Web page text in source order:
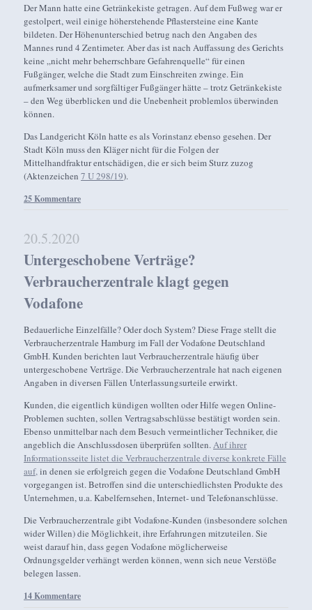
Der Mann hatte eine Getränkekiste getragen. Auf dem Fußweg war er
gestolpert, weil einige höherstehende Pflastersteine eine Kante
bildeten. Der Höhenunterschied betrug nach den Angaben des
Mannes rund 4 Zentimeter. Aber das ist nach Auffassung des Gerichts
keine „nicht mehr beherrschbare Gefahrenquelle“ für einen
Fußgänger, welche die Stadt zum Einschreiten zwinge. Ein
aufmerksamer und sorgfältiger Fußgänger hätte – trotz Getränkekiste
– den Weg überblicken und die Unebenheit problemlos überwinden
können.
Das Landgericht Köln hatte es als Vorinstanz ebenso gesehen. Der
Stadt Köln muss den Kläger nicht für die Folgen der
Mittelhandfraktur entschädigen, die er sich beim Sturz zuzog
(Aktenzeichen7 U 298/19).
25 Kommentare
20.5.2020
Untergeschobene Verträge?
Verbraucherzentrale klagt gegen
Vodafone
Bedauerliche Einzelfälle? Oder doch System? Diese Frage stellt die
Verbraucherzentrale Hamburg im Fall der Vodafone Deutschland
GmbH. Kunden berichten laut Verbraucherzentrale häufig über
untergeschobene Verträge. Die Verbraucherzentrale hat nach eigenen
Angaben in diversen Fällen Unterlassungsurteile erwirkt.
Kunden, die eigentlich kündigen wollten oder Hilfe wegen Online-
Problemen suchten, sollen Vertragsabschlüsse bestätigt worden sein.
Ebenso unmittelbar nach dem Besuch vermeintlicher Techniker, die
angeblich die Anschlussdosen überprüfen sollten.Auf ihrer
Informationsseite listet die Verbraucherzentrale diverse konkrete Fälle
auf,in denen sie erfolgreich gegen die Vodafone Deutschland GmbH
vorgegangen ist. Betroffen sind die unterschiedlichsten Produkte des
Unternehmen, u.a. Kabelfernsehen, Internet- und Telefonanschlüsse.
Die Verbraucherzentrale gibt Vodafone-Kunden (insbesondere solchen
wider Willen) die Möglichkeit, ihre Erfahrungen mitzuteilen. Sie
weist darauf hin, dass gegen Vodafone möglicherweise
Ordnungsgelder verhängt werden können, wenn sich neue Verstöße
belegen lassen.
14 Kommentare